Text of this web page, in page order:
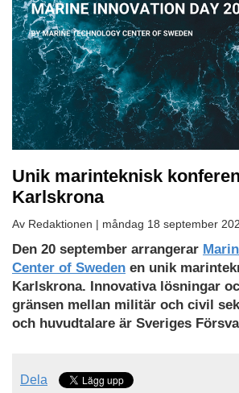
Unik marinteknisk
Karlskrona
Av Redaktionen | måndag 18 september
Ladda
ned
som
PDF
Den 20 september arrangerar
Center of Sweden en unik
Karlskrona. Innovativa lösningar
gränsen mellan militär och civil
och huvudtalare är Sveriges
Dela